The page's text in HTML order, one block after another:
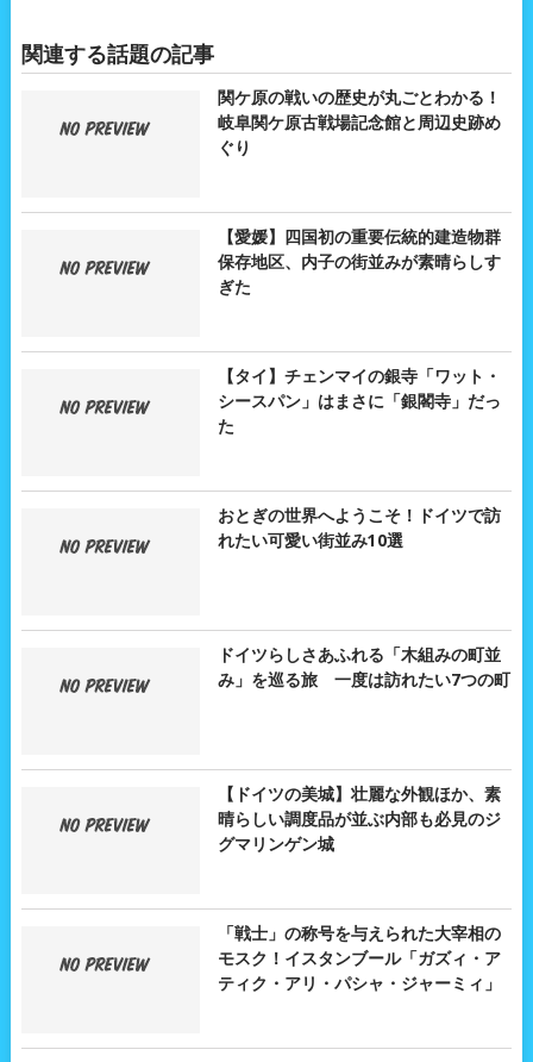
関連する話題の記事
関ケ原の戦いの歴史が丸ごとわかる！
岐阜関ケ原古戦場記念館と周辺史跡め
ぐり
【愛媛】四国初の重要伝統的建造物群
保存地区、内子の街並みが素晴らしす
ぎた
【タイ】チェンマイの銀寺「ワット・
シースパン」はまさに「銀閣寺」だっ
た
おとぎの世界へようこそ！ドイツで訪
れたい可愛い街並み10選
ドイツらしさあふれる「木組みの町並
み」を巡る旅 一度は訪れたい7つの町
【ドイツの美城】壮麗な外観ほか、素
晴らしい調度品が並ぶ内部も必見のジ
グマリンゲン城
「戦士」の称号を与えられた大宰相の
モスク！イスタンブール「ガズィ・ア
ティク・アリ・パシャ・ジャーミィ」